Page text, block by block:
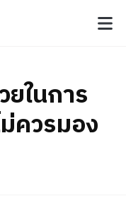
ในการ
ควรมอง